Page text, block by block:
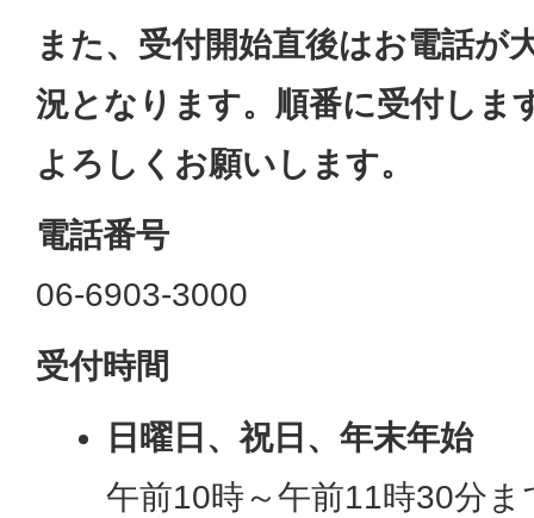
また、受付開始直後はお電話が
況となります。順番に受付しま
よろしくお願いします。
電話番号
06-6903-3000
受付時間
日曜日、祝日、年末年始
午前10時～午前11時30分